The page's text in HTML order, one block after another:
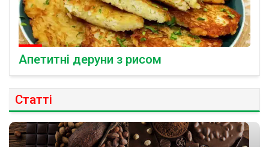
Апетитні деруни з рисом
Статті